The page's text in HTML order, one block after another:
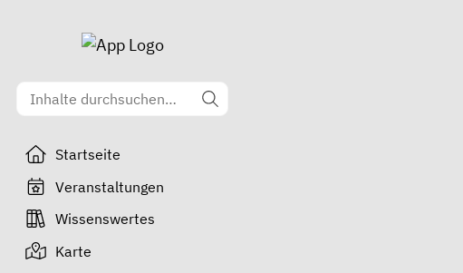
Startseite
Veranstaltungen
Wissenswertes
Karte